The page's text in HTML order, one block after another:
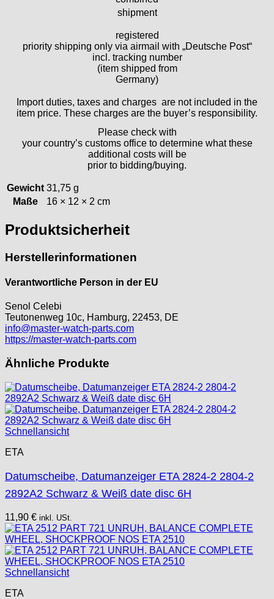
F "Felsa"
FE "France Ebauches"
FHF
FB „Förster"
GUB "Glashütter Uhrenbetrieb"
GUBA
HB "Hermann Becker"
Heuer
HF Bauer
Index
ISA
Jean Brun
Kasper
KF Grana
Kaiser
Lanco
MSR
MST Roamer
ORC
Osco
PUW
RL „Ronda"
ST "Standard "
Tissot
Unitas
shipment
registered
priority shipping only via airmail with „Deutsche Post“
incl. tracking number
(item shipped from
Germany)
Import duties, taxes and charges are not included in the
item price. These charges are the buyer’s responsibility.
Please check with
your country’s customs office to determine what these
additional costs will be
prior to bidding/buying.
Gewicht 31,75 g
Maße
16 × 12 × 2 cm
Produktsicherheit
Herstellerinformationen
Verantwortliche Person in der EU
Senol Celebi
Teutonenweg 10c, Hamburg, 22453, DE
info@master-watch-parts.com
https://master-watch-parts.com
Ähnliche Produkte
Schnellansicht
ETA
Datumscheibe, Datumanzeiger ETA 2824-2 2804-2
2892A2 Schwarz & Weiß date disc 6H
11,90 € inkl. USt.
Schnellansicht
ETA